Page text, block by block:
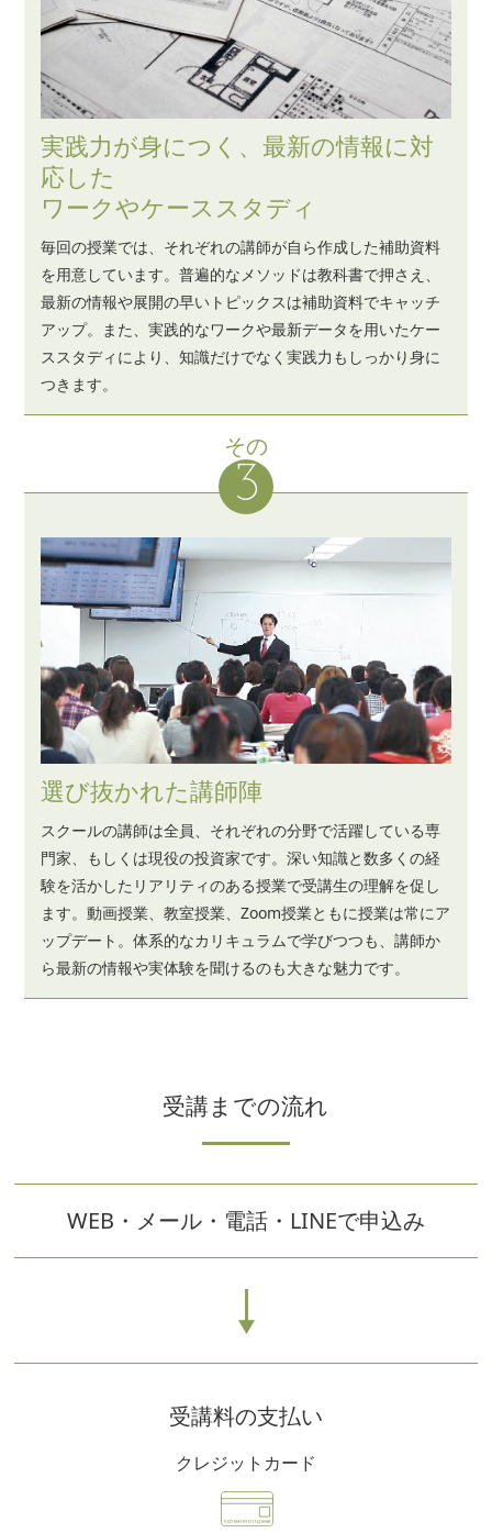
実践力が身につく、最新の情報に対
応した
ワークやケーススタディ
毎回の授業では、それぞれの講師が自ら作成した補助資料
を用意しています。普遍的なメソッドは教科書で押さえ、
最新の情報や展開の早いトピックスは補助資料でキャッチ
アップ。また、実践的なワークや最新データを用いたケー
ススタディにより、知識だけでなく実践力もしっかり身に
つきます。
その
選び抜かれた講師陣
スクールの講師は全員、それぞれの分野で活躍している専
門家、もしくは現役の投資家です。深い知識と数多くの経
験を活かしたリアリティのある授業で受講生の理解を促し
ます。動画授業、教室授業、Zoom授業ともに授業は常にア
ップデート。体系的なカリキュラムで学びつつも、講師か
ら最新の情報や実体験を聞けるのも大きな魅力です。
受講までの流れ
WEB・メール・電話・LINEで申込み
受講料の支払い
クレジットカード